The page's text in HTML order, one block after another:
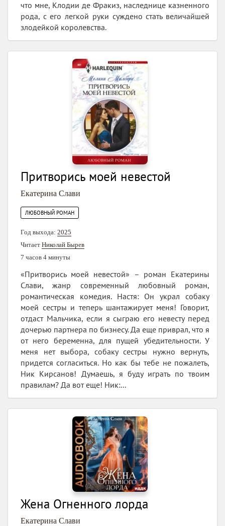
что мне, Клодии де Фракиз, наследнице казненного
рода, с его легкой руки суждено стать величайшей
злодейкой королевства.
Притворись моей невестой
Екатерина Слави
ЛЮБОВНЫЙ РОМАН
Год выхода: 2025
Читает Николай Бырев
7 часов 4 минуты
«Притворись моей невестой» – роман Екатерины
Слави, жанр современный любовный роман,
романтическая комедия. Настя: Он украл собаку
моей сестры и теперь шантажирует меня! Говорит,
отдаст Мальчика, если я сыграю его невесту перед
дочерью партнера по бизнесу. Да еще приврал, что я
от него беременна, для пущей убедительности. У
меня нет выбора, собаку сестры нужно вернуть,
придется согласиться. Но как бы тебе не пожалеть,
Ник Кирсанов! Думаешь, я буду играть по твоим
правилам? Да вот еще! Ник:...
Жена Огненного лорда
Екатерина Слави